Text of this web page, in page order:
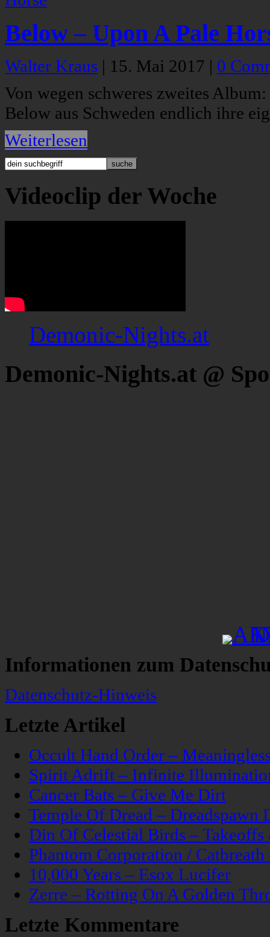
Below – Upon A Pale
Walter Kraus | 15. Mai 2017 | 0
Von wegen schweres zweites
Below aus Schweden endlich ihre
Weiterlesen
Videoclip der Woche
Demonic-Nights.at
Demonic-Nights.at @
Informationen zum
Datenschutz-Hinweis
Letzte Artikel
Occult Hand Order –
Spirit Adrift – Infinite
Cancer Bats – Give Me Dirt
Temple Of Dread – Dreadspawn
Din Of Celestial Birds –
Phantom Corporation /
10,000 Years – Esox Lucifer
Zerre – Rotting On A Golden
Letzte Kommentare